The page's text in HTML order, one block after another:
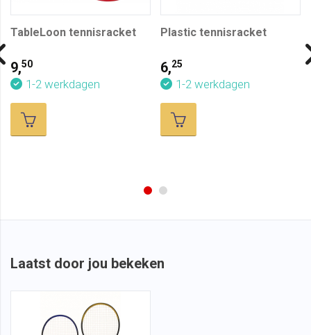
TableLoon tennisracket
9,50
1-2 werkdagen
Plastic tennisracket
6,25
1-2 werkdagen
Laatst door jou bekeken